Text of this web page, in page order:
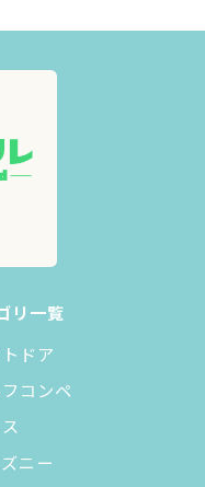
リ一覧
ドア
コンペ
ニー